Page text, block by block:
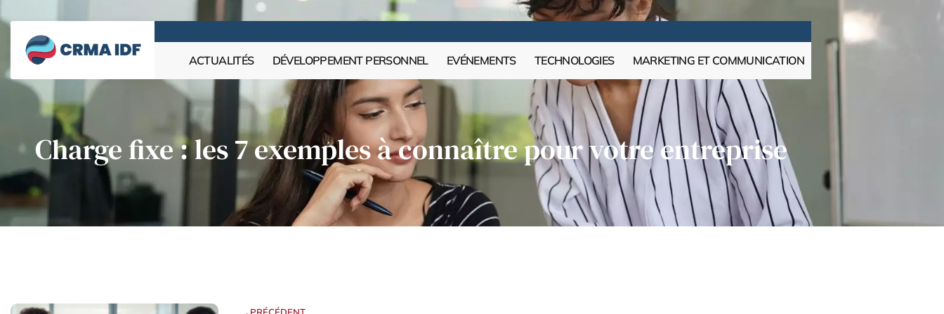
ACTUALITÉS DÉVELOPPEMENT PERSONNEL EVÉNEMENTS TECHNOLOGIES MARKETING ET COMMUNICATION
Charge fixe : les 7 exemples à connaître pour votre entreprise